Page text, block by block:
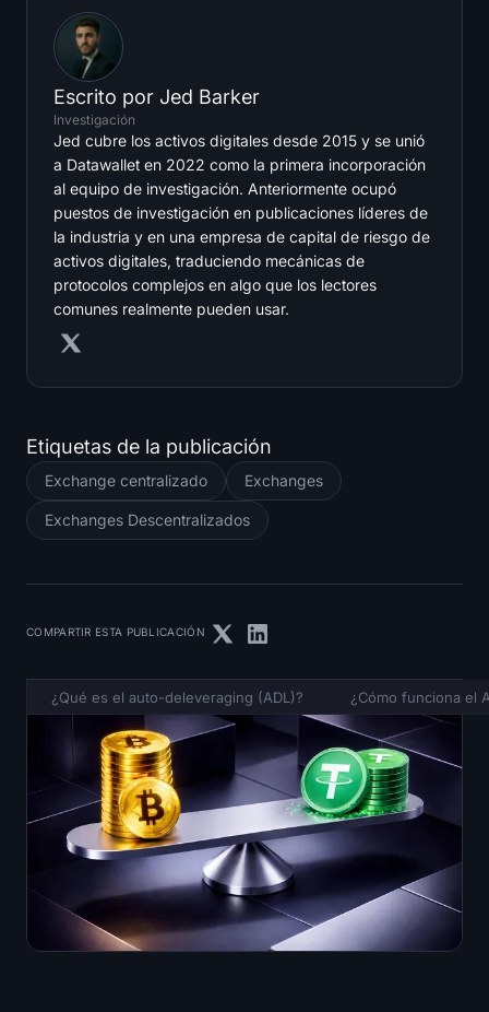
Escrito por Jed Barker
Investigación
Jed cubre los activos digitales desde 2015 y se unió
a Datawallet en 2022 como la primera incorporación
al equipo de investigación. Anteriormente ocupó
puestos de investigación en publicaciones líderes de
la industria y en una empresa de capital de riesgo de
activos digitales, traduciendo mecánicas de
protocolos complejos en algo que los lectores
comunes realmente pueden usar.
Etiquetas de la publicación
Exchange centralizado Exchanges
Exchanges Descentralizados
COMPARTIR ESTA PUBLICACIÓN
¿Qué es el auto-deleveraging (ADL)? ¿Cómo funciona el